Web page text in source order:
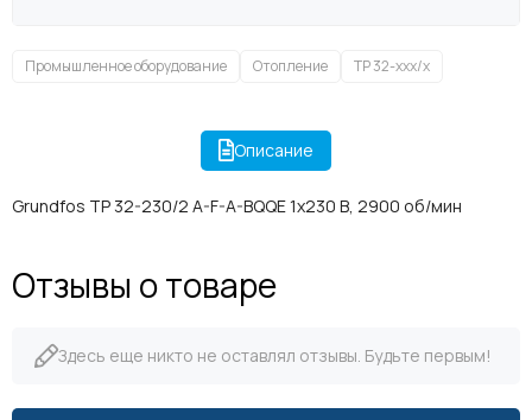
Промышленное оборудование Отопление TP 32-xxx/x
Описание
Grundfos TP 32-230/2 A-F-A-BQQE 1x230 В, 2900 об/мин
Отзывы о товаре
Здесь еще никто не оставлял отзывы. Будьте первым!